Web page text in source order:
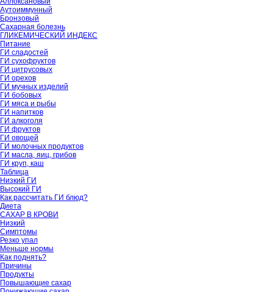
Аутоиммунный
Бронзовый
Сахарная болезнь
ГЛИКЕМИЧЕСКИЙ ИНДЕКС
Питание
ГИ сладостей
ГИ сухофруктов
ГИ цитрусовых
ГИ орехов
ГИ мучных изделий
ГИ бобовых
ГИ мяса и рыбы
ГИ напитков
ГИ алкоголя
ГИ фруктов
ГИ овощей
ГИ молочных продуктов
ГИ масла, яиц, грибов
ГИ круп, каш
Таблица
Низкий ГИ
Высокий ГИ
Как рассчитать ГИ блюд?
Диета
САХАР В КРОВИ
Низкий
Симптомы
Резко упал
Меньше нормы
Как поднять?
Причины
Продукты
Повышающие сахар